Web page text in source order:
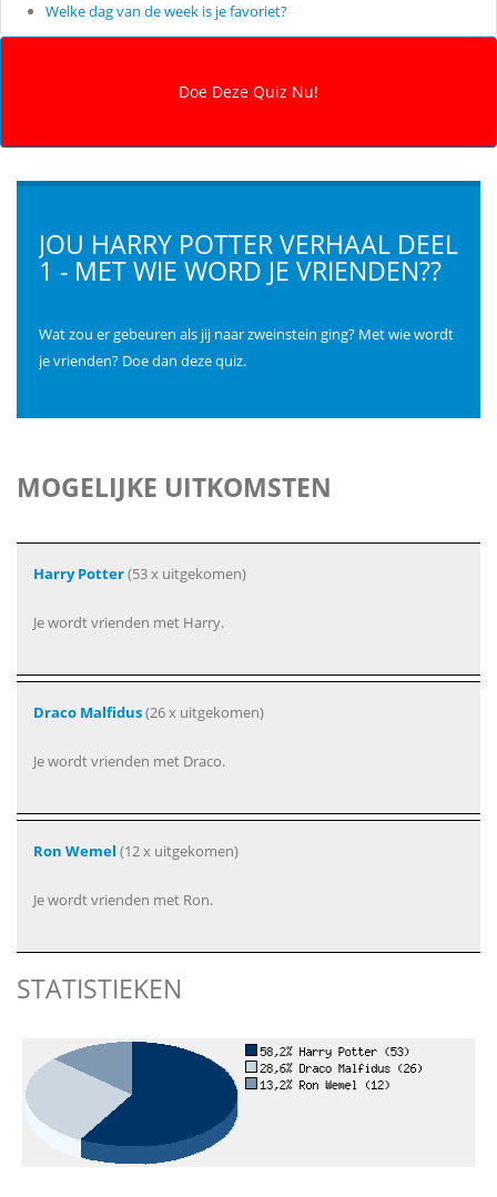
Welke dag van de week is je favoriet?
JOU HARRY POTTER VERHAAL DEEL
1 - MET WIE WORD JE VRIENDEN??
Wat zou er gebeuren als jij naar zweinstein ging? Met wie wordt
je vrienden? Doe dan deze quiz.
MOGELIJKE UITKOMSTEN
Harry Potter(53 x uitgekomen)
Je wordt vrienden met Harry.
Draco Malfidus(26 x uitgekomen)
Je wordt vrienden met Draco.
Ron Wemel (12 x uitgekomen)
Je wordt vrienden met Ron.
STATISTIEKEN